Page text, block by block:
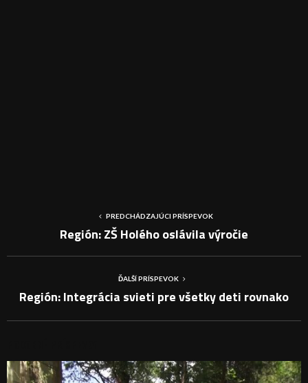
PREDCHÁDZAJÚCI PRÍSPEVOK
Región: ZŠ Holého oslávila výročie
ĎALŠÍ PRÍSPEVOK
Región: Integrácia svieti pre všetky deti rovnako